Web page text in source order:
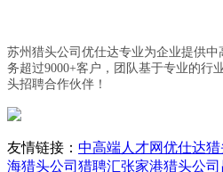
苏州猎头公司优仕达专业为企业提供
务超过9000+客户，团队基于专业的行
头招聘合作伙伴！
友情链接： 中高端人才网优仕达猎
海猎头公司 猎聘汇张家港猎头公司